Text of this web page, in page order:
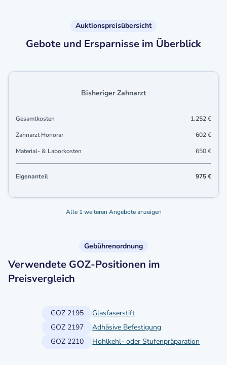
Auktionspreisübersicht
Gebote und Ersparnisse im Überblick
Bisheriger Zahnarzt
Gesamtkosten
1.252 €
Zahnarzt Honorar
602 €
Material- & Laborkosten
650 €
Eigenanteil 975 €
Alle 1 weiteren Angebote anzeigen
Gebührenordnung
Verwendete GOZ-Positionen im
Preisvergleich
GOZ 2195
Glasfaserstift
GOZ 2197
Adhäsive Befestigung
GOZ 2210
Hohlkehl- oder Stufenpräparation